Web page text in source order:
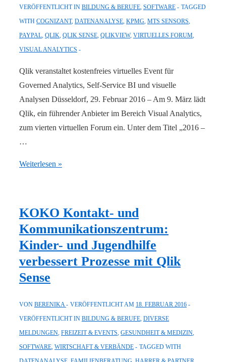
besten
Arbeitgeber
in
Deutschland
VERÖFFENTLICHT IN BILDUNG & BERUFE SOFTWARE
TAGGED
WITH COGNIZANT, DATENANALYSE KPMG MTS SENSORS
PAYPAL QLIK QLIK SENSE QLIKVIEW, VIRTUELLES FORUM
VISUAL ANALYTICS
Qlik veranstaltet kostenfreies virtuelles Event für
Governed Analytics, Self-Service BI und visuelle
Analysen Düsseldorf, 29. Februar 2016 – Am 9. März lädt
Qlik, ein führender Anbieter im Bereich Visual Analytics,
zum vierten virtuellen Forum ein. Unter dem Titel „2016 –
…
Virtuelles
nutzen
Unternehmen
visuelle
Datenanalyse
als
Weiterlesen »
KOKO Kontakt- und
Kommunikationszentrum:
Kinder- und Jugendhilfe
verbessert Prozesse mit Qlik
Sense
VON BERENIKA VERÖFFENTLICHT AM 18. FEBRUAR 2016
VERÖFFENTLICHT IN BILDUNG & BERUFE DIVERSE
MELDUNGEN FREIZEIT & EVENTS GESUNDHEIT & MEDIZIN
SOFTWARE WIRTSCHAFT & VERBÄNDE
TAGGED WITH